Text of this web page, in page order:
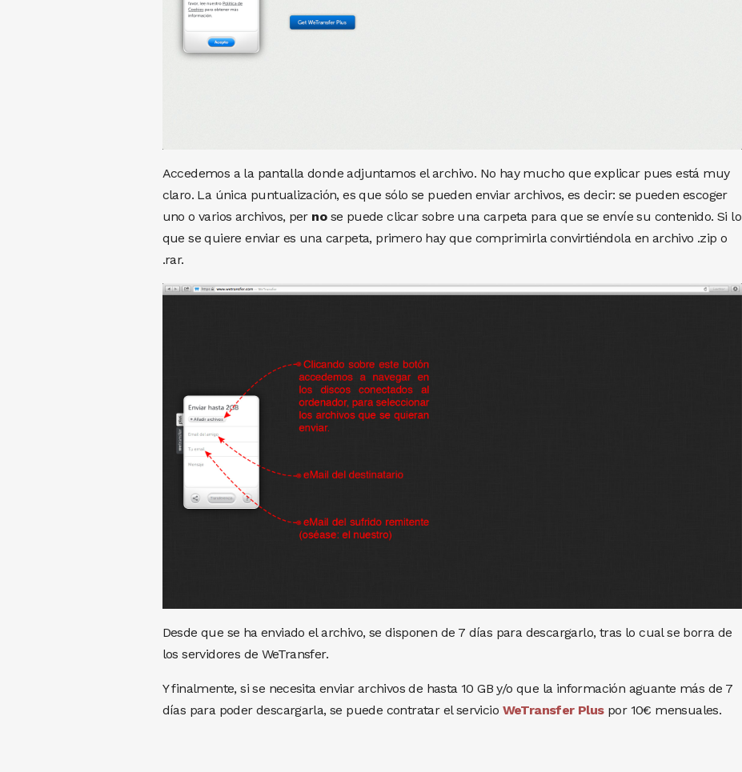
Accedemos a la pantalla donde adjuntamos el archivo. No hay mucho que explicar pues está muy
claro. La única puntualización, es que sólo se pueden enviar archivos, es decir: se pueden escoger
uno o varios archivos, per nose puede clicar sobre una carpeta para que se envíe su contenido. Si lo
que se quiere enviar es una carpeta, primero hay que comprimirla convirtiéndola en archivo .zip o
.rar.
Desde que se ha enviado el archivo, se disponen de 7 días para descargarlo, tras lo cual se borra de
los servidores de WeTransfer.
Y finalmente, si se necesita enviar archivos de hasta 10 GB y/o que la información aguante más de 7
días para poder descargarla, se puede contratar el servicio WeTransfer Pluspor 10€ mensuales.